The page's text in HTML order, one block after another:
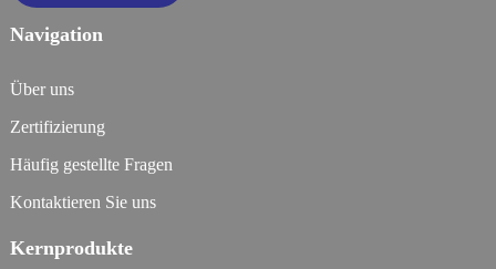
Navigation
Über uns
Zertifizierung
Häufig gestellte Fragen
Kontaktieren Sie uns
Kernprodukte